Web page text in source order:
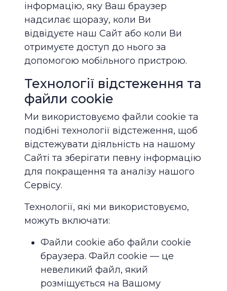
інформацію, яку Ваш браузер
надсилає щоразу, коли Ви
відвідуєте наш Сайт або коли Ви
отримуєте доступ до нього за
допомогою мобільного пристрою.
Технології відстеження та
файли cookie
Ми використовуємо файли cookie та
подібні технології відстеження, щоб
відстежувати діяльність на нашому
Сайті та зберігати певну інформацію
для покращення та аналізу нашого
Сервісу.
Технології, які ми використовуємо,
можуть включати:
Файли cookie або файли cookie
браузера. Файл cookie — це
невеликий файл, який
розміщується на Вашому